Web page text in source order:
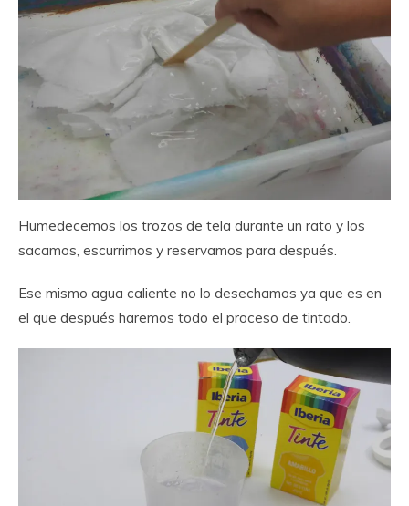
Humedecemos los trozos de tela durante un rato y los
sacamos, escurrimos y reservamos para después.
Ese mismo agua caliente no lo desechamos ya que es en
el que después haremos todo el proceso de tintado.